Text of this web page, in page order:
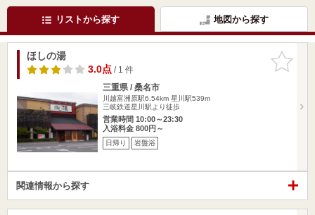
リストから探す 地図から探す
お気に入
りに追加
ほしの湯
3.0点/ 1 件
三重県 / 桑名市
川越富洲原駅6.54km 星川駅539m
三岐鉄道星川駅より徒歩
営業時間 10:00～23:30
入浴料金 800円～
日帰り 岩盤浴
関連情報から探す